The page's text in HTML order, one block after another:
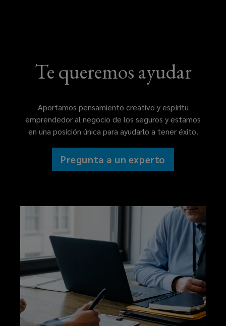
Te queremos ayudar
Aportamos pensamiento creativo y espíritu
emprendedor al negocio de los seguros y estamos
en una posición única para ayudarlo a tener éxito.
Pregunta a un experto